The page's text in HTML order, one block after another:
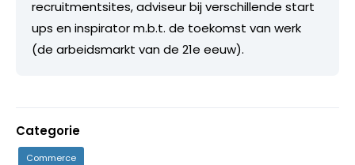
recruitmentsites, adviseur bij verschillende start
ups en inspirator m.b.t. de toekomst van werk
(de arbeidsmarkt van de 21e eeuw).
Categorie
Commerce